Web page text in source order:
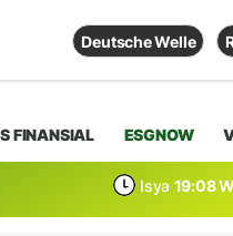
Deutsche Welle
FINANSIAL ESGNOW
Isya 19:08